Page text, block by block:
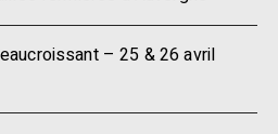
– 25 & 26 avril